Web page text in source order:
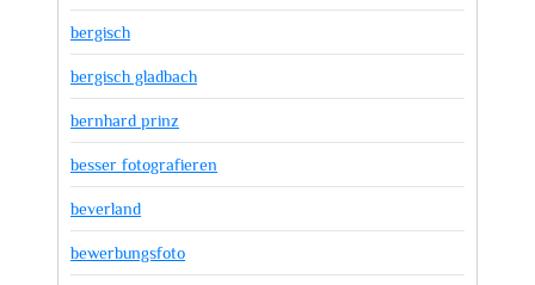
bergisch
bergisch gladbach
bernhard prinz
besser fotografieren
beverland
bewerbungsfoto